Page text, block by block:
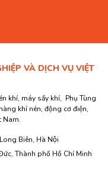
VÀ DỊCH VỤ VIỆT
khí, máy sấy khí, Phụ Tùng
khí nén, động cơ điện,
Nam.
Biên, Hà Nội
Thành phố Hồ Chí Minh